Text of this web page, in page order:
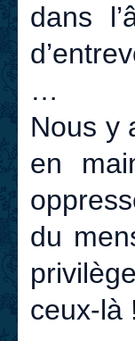
dans
…
Nous y
en
du
ceux-